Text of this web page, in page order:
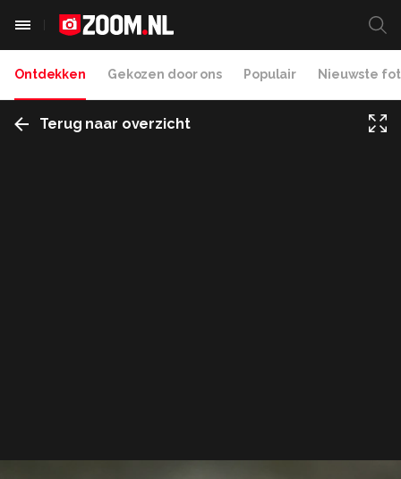
Ontdekken Gekozen door ons Populair Nieuwste
Terug naar overzicht